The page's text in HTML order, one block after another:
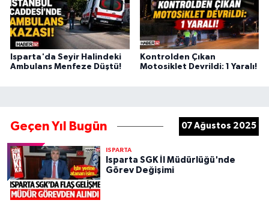
Isparta'da Seyir Halindeki
Ambulans Menfeze Düştü!
Kontrolden Çıkan
Motosiklet Devrildi: 1 Yaralı!
Geçen Yıl Bugün 07 Ağustos 2025
ISPARTA
Isparta SGK İl Müdürlüğü'nde
Görev Değişimi